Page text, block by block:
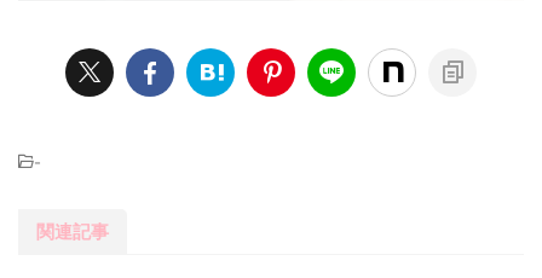
-
関連記事